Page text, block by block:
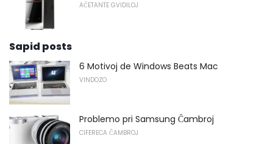
AĈETANTE GVIDILOJ
Sapid posts
6 Motivoj de Windows Beats Mac
VINDOZO
Problemo pri Samsung Ĉambroj
CIFERECA ĈAMBROJ